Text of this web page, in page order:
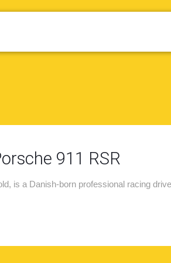
911 RSR
is a Danish-born professional racing